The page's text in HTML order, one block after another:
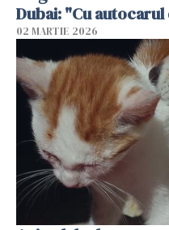
Dubai: "Cu
02 MARTIE 2026